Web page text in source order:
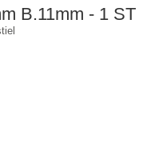
B.11mm - 1 ST